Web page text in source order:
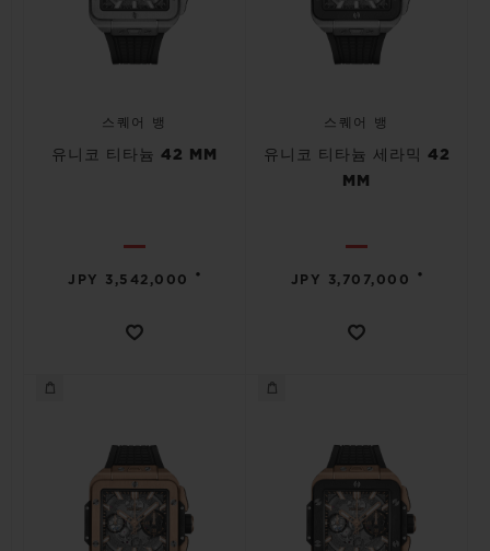
스퀘어 뱅
유니코 티타늄 42 MM
JPY 3,542,000 •
스퀘어 뱅
유니코 티타늄 세라믹 42
MM
JPY 3,707,000 •